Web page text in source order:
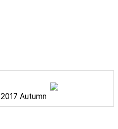
2017 Autumn